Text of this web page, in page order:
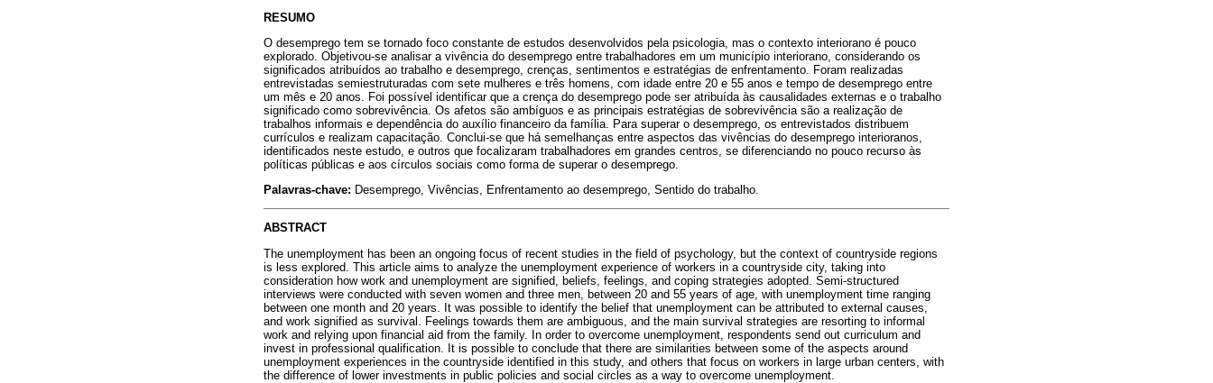
RESUMO
O desemprego tem se tornado foco constante de estudos desenvolvidos pela psicologia, mas o contexto interiorano é pouco
explorado. Objetivou-se analisar a vivência do desemprego entre trabalhadores em um município interiorano, considerando os
significados atribuídos ao trabalho e desemprego, crenças, sentimentos e estratégias de enfrentamento. Foram realizadas
entrevistadas semiestruturadas com sete mulheres e três homens, com idade entre 20 e 55 anos e tempo de desemprego entre
um mês e 20 anos. Foi possível identificar que a crença do desemprego pode ser atribuída às causalidades externas e o trabalho
significado como sobrevivência. Os afetos são ambíguos e as principais estratégias de sobrevivência são a realização de
trabalhos informais e dependência do auxílio financeiro da família. Para superar o desemprego, os entrevistados distribuem
currículos e realizam capacitação. Conclui-se que há semelhanças entre aspectos das vivências do desemprego interioranos,
identificados neste estudo, e outros que focalizaram trabalhadores em grandes centros, se diferenciando no pouco recurso às
políticas públicas e aos círculos sociais como forma de superar o desemprego.
Palavras-chave: Desemprego, Vivências, Enfrentamento ao desemprego, Sentido do trabalho.
ABSTRACT
The unemployment has been an ongoing focus of recent studies in the field of psychology, but the context of countryside regions
is less explored. This article aims to analyze the unemployment experience of workers in a countryside city, taking into
consideration how work and unemployment are signified, beliefs, feelings, and coping strategies adopted. Semi-structured
interviews were conducted with seven women and three men, between 20 and 55 years of age, with unemployment time ranging
between one month and 20 years. It was possible to identify the belief that unemployment can be attributed to external causes,
and work signified as survival. Feelings towards them are ambiguous, and the main survival strategies are resorting to informal
work and relying upon financial aid from the family. In order to overcome unemployment, respondents send out curriculum and
invest in professional qualification. It is possible to conclude that there are similarities between some of the aspects around
unemployment experiences in the countryside identified in this study, and others that focus on workers in large urban centers, with
the difference of lower investments in public policies and social circles as a way to overcome unemployment.